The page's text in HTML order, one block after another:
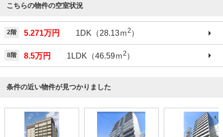
こちらの物件の空室状況
2階 5.271万円 1DK（28.13ｍ2）
8階 8.5万円 1LDK（46.59ｍ 2）
条件の近い物件が見つかりました